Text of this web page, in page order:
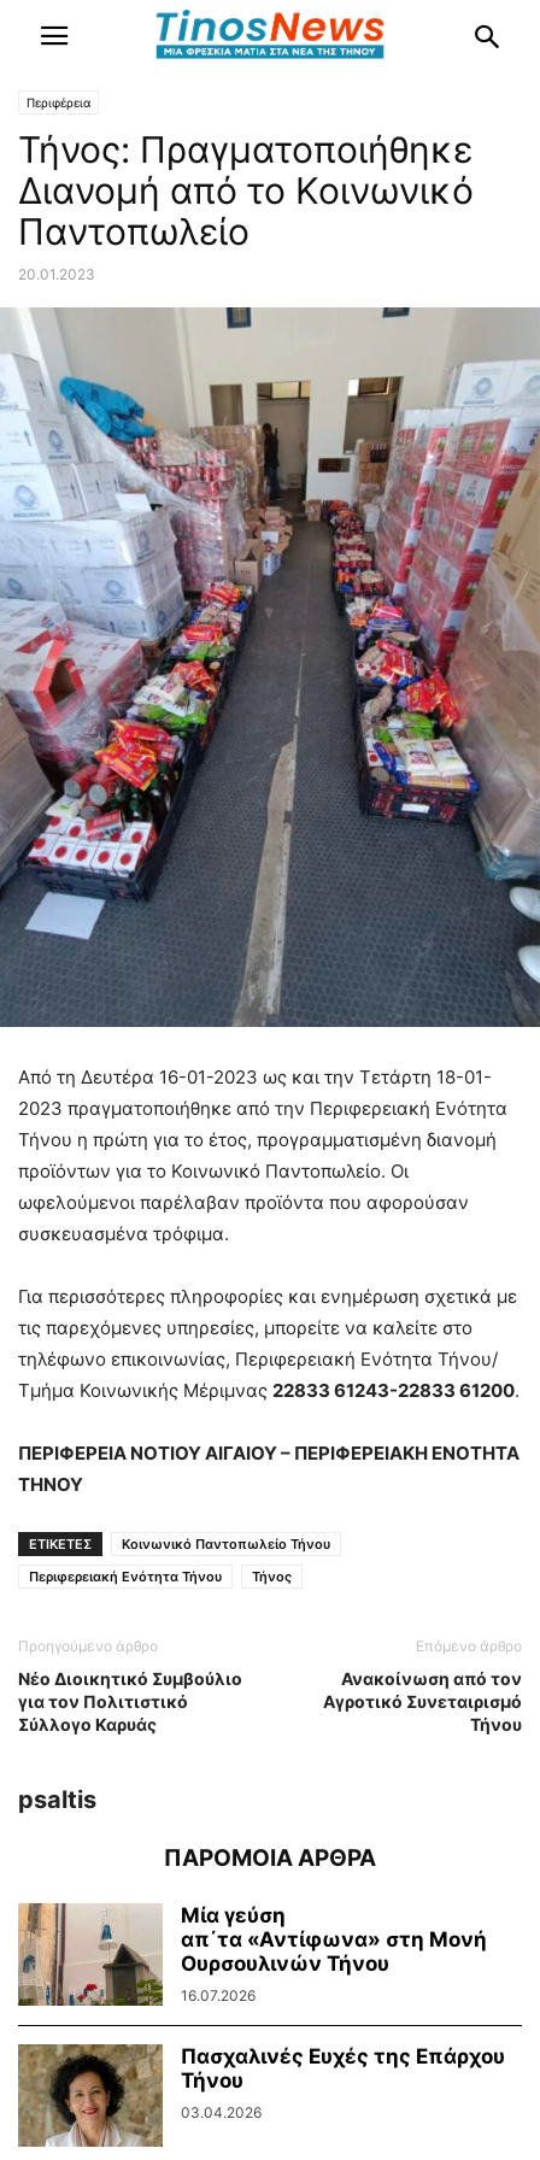
Περιφέρεια
Τήνος: Πραγματοποιήθηκε
Διανομή από το Κοινωνικό
Παντοπωλείο
20.01.2023
Από τη Δευτέρα 16-01-2023 ως και την Τετάρτη 18-01-
2023 πραγματοποιήθηκε από την Περιφερειακή Ενότητα
Τήνου η πρώτη για το έτος, προγραμματισμένη διανομή
προϊόντων για το Κοινωνικό Παντοπωλείο. Οι
ωφελούμενοι παρέλαβαν προϊόντα που αφορούσαν
συσκευασμένα τρόφιμα.
Για περισσότερες πληροφορίες και ενημέρωση σχετικά με
τις παρεχόμενες υπηρεσίες, μπορείτε να καλείτε στο
τηλέφωνο επικοινωνίας, Περιφερειακή Ενότητα Τήνου/
Τμήμα Κοινωνικής Μέριμνας 22833 61243-22833 61200.
ΠΕΡΙΦΕΡΕΙΑ ΝΟΤΙΟΥ ΑΙΓΑΙΟΥ – ΠΕΡΙΦΕΡΕΙΑΚΗ ΕΝΟΤΗΤΑ
ΤΗΝΟΥ
ΕΤΙΚΕΤΕΣ
Κοινωνικό Παντοπωλείο Τήνου
Περιφερειακή Ενότητα Τήνου
Τήνος
Προηγούμενο άρθρο
Νέο Διοικητικό Συμβούλιο
για τον Πολιτιστικό
Σύλλογο Καρυάς
Επόμενο άρθρο
Ανακοίνωση από τον
Αγροτικό Συνεταιρισμό
Τήνου
psaltis
ΠΑΡΟΜΟΙΑ ΑΡΘΡΑ
Μία γεύση
απ΄τα «Αντίφωνα» στη Μονή
Ουρσουλινών Τήνου
16.07.2026
Πασχαλινές Ευχές της Επάρχου
Τήνου
03.04.2026